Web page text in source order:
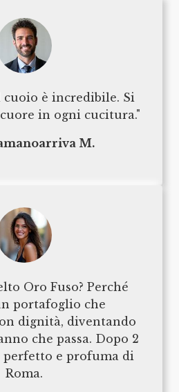
cuoio è incredibile. Si
in ogni cucitura."
M.
Oro Fuso? Perché
portafoglio che
dignità, diventando
che passa. Dopo 2
perfetto e profuma di
Roma.